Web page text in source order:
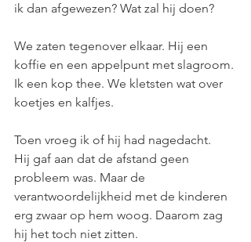
ik dan afgewezen? Wat zal hij doen?
We zaten tegenover elkaar. Hij een
koffie en een appelpunt met slagroom.
Ik een kop thee. We kletsten wat over
koetjes en kalfjes.
Toen vroeg ik of hij had nagedacht.
Hij gaf aan dat de afstand geen
probleem was. Maar de
verantwoordelijkheid met de kinderen
erg zwaar op hem woog. Daarom zag
hij het toch niet zitten.